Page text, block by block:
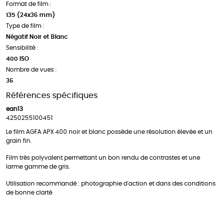
Format de film :
135 (24x36 mm)
Type de film :
Négatif Noir et Blanc
Sensibilité :
400 ISO
Nombre de vues :
36
Références spécifiques
ean13
4250255100451
Le film AGFA APX 400 noir et blanc possède une résolution élevée et un
grain fin.
Film très polyvalent permettant un bon rendu de contrastes et une
larme gamme de gris.
Utilisation recommandé : photographie d'action et dans des conditions
de bonne clarté